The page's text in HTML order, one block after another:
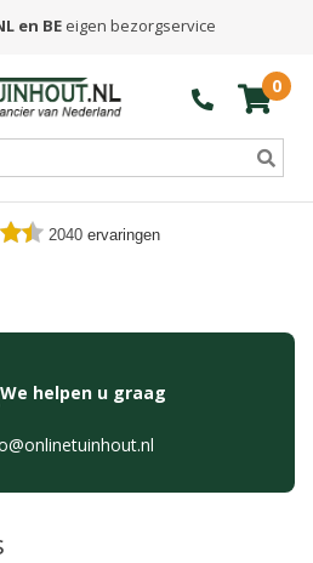
en BE eigen bezorgservice
0
2040 ervaringen
We helpen u graag